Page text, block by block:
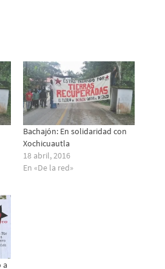
Bachajón: En solidaridad con
Xochicuautla
18 abril, 2016
En «De la red»
a